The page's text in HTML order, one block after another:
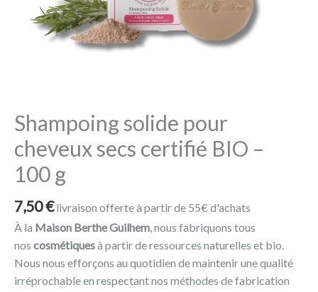
Shampoing solide pour
cheveux secs certifié BIO –
100 g
7,50€ livraison offerte à partir de 55€ d'achats
À la Maison Berthe Guilhem , nous fabriquons tous
nos cosmétiquesà partir de ressources naturelles et bio.
Nous nous efforçons au quotidien de maintenir une qualité
irréprochable en respectant nos méthodes de fabrication
certifié